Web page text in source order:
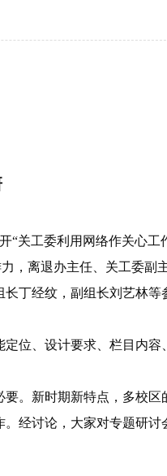
“关工委利用网络作关心工
，离退办主任、关工委副
丁经纹，副组长刘艺林等
位、设计要求、栏目内容、
。新时期新特点，多校区
经讨论，大家对专题研讨